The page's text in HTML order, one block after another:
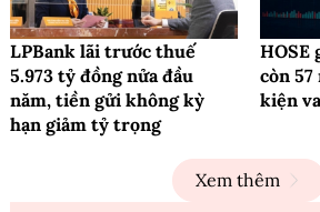
LPBank lãi trước thuế
5.973 tỷ đồng nửa đầu
năm, tiền gửi không kỳ
hạn giảm tỷ trọng
HOSE
còn
kiện
Xem thêm